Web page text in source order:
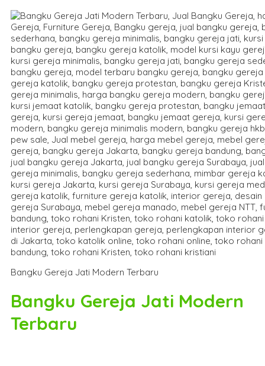
Bangku Gereja Jati Modern Terbaru
Bangku Gereja Jati Modern
Terbaru